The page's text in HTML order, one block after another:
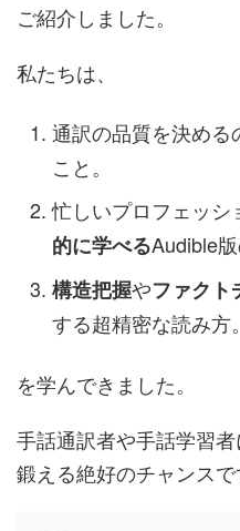
ご紹介しました。
私たちは、
通訳の品質を決める
こと。
忙しいプロフェッシ
的に学べるAudible版
構造把握やファクト
する超精密な読み方。
を学んできました。
手話通訳者や手話学習
鍛える絶好のチャンスで